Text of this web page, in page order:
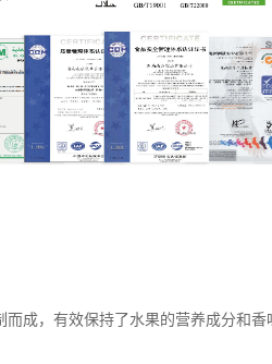
成，有效保持了水果的营养成分和